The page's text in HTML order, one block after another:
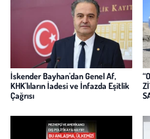
İskender Bayhan'dan Genel Af,
KHK'lıların İadesi ve İnfazda Eşitlik
Çağrısı